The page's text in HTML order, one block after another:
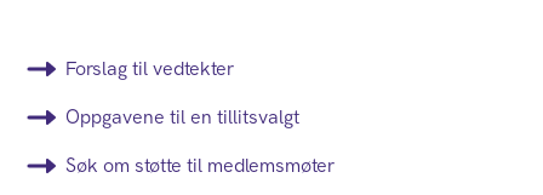
Forslag til vedtekter
Oppgavene til en tillitsvalgt
Søk om støtte til medlemsmøter